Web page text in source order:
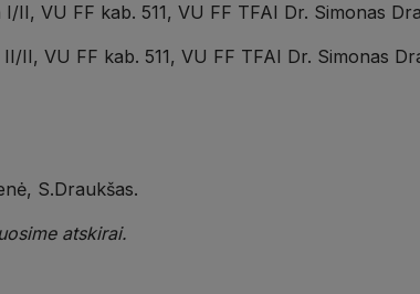
II, VU FF kab. 511, VU FF TFAI Dr. Simonas
II, VU FF kab. 511, VU FF TFAI Dr. Simonas
S.Draukšas.
atskirai.